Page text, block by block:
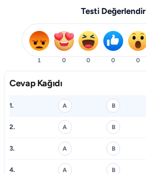
Testi Değerlendir
1 0 0 0 0
Cevap Kağıdı
1. A B
2. A B
3. A B
4. A B